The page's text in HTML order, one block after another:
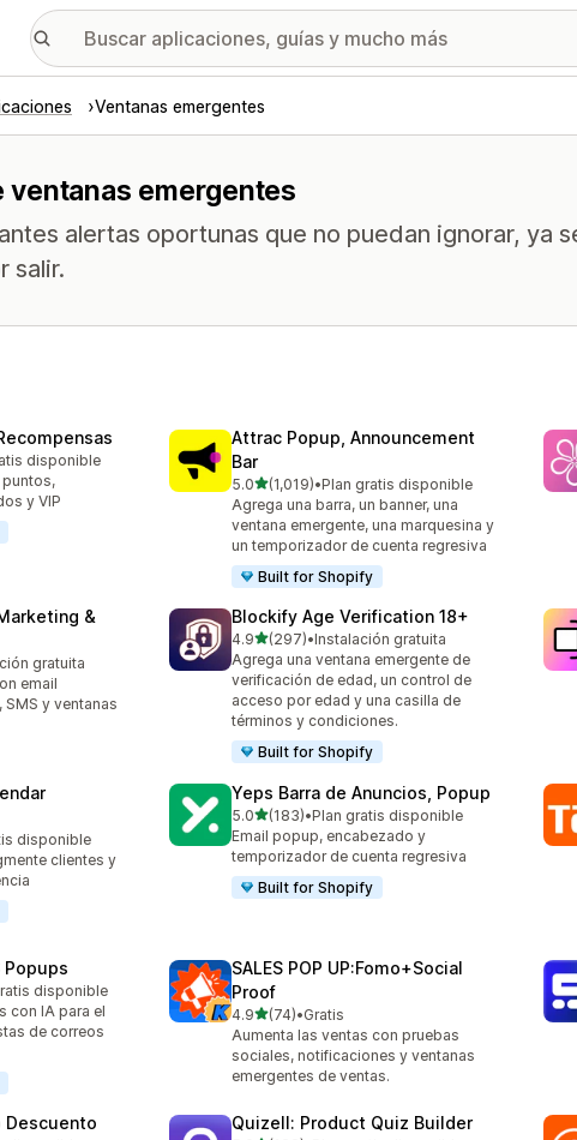
Ventanas emergentes
emergentes
alertas oportunas que no puedan ignorar, ya
salir.
disponible
y VIP
Attrac Popup, Announcement
Bar
5.0de 5 estrellas
(1,019)
1019 reseñas en total
•Plan gratis disponible
Agrega una barra, un banner, una
ventana emergente, una marquesina y
un temporizador de cuenta regresiva
Built for Shopify
&
gratuita
email
y ventanas
Blockify Age Verification 18+
4.9de 5 estrellas
(297)
297 reseñas en total
•Instalación gratuita
Agrega una ventana emergente de
verificación de edad, un control de
acceso por edad y una casilla de
términos y condiciones.
Built for Shopify
disponible
clientes y
Yeps Barra de Anuncios, Popup
5.0de 5 estrellas
(183)
183 reseñas en total
•Plan gratis disponible
Email popup, encabezado y
temporizador de cuenta regresiva
Built for Shopify
Popups
disponible
con IA para el
de correos
SALES POP UP:Fomo+Social
Proof
4.9de 5 estrellas
(74)
74 reseñas en total
•Gratis
Aumenta las ventas con pruebas
sociales, notificaciones y ventanas
emergentes de ventas.
Descuento Quizell: Product Quiz Builder